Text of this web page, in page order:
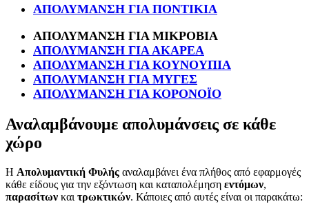
ΑΠΟΛΥΜΑΝΣΗ ΓΙΑ ΠΟΝΤΙΚΙΑ
ΑΠΟΛΥΜΑΝΣΗ ΓΙΑ ΜΙΚΡΟΒΙΑ
ΑΠΟΛΥΜΑΝΣΗ ΓΙΑ ΑΚΑΡΕΑ
ΑΠΟΛΥΜΑΝΣΗ ΓΙΑ ΚΟΥΝΟΥΠΙΑ
ΑΠΟΛΥΜΑΝΣΗ ΓΙΑ ΜΥΓΕΣ
ΑΠΟΛΥΜΑΝΣΗ ΓΙΑ ΚΟΡΟΝΟΪΟ
Αναλαμβάνουμε απολυμάνσεις σε κάθε
χώρο
Η Απολυμαντική Φυλής αναλαμβάνει ένα πλήθος από εφαρμογές
κάθε είδους για την εξόντωση και καταπολέμηση εντόμων,
παρασίτων και τρωκτικών. Κάποιες από αυτές είναι οι παρακάτω: